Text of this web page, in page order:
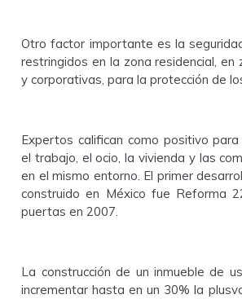
Otro factor importante es la
restringidos en la zona residencial, en
y corporativas, para la protección de
Expertos califican como positivo
el trabajo, el ocio, la vivienda y las
en el mismo entorno. El primer
construido en México fue Reforma
puertas en 2007.
La construcción de un inmueble de
incrementar hasta en un 30% la